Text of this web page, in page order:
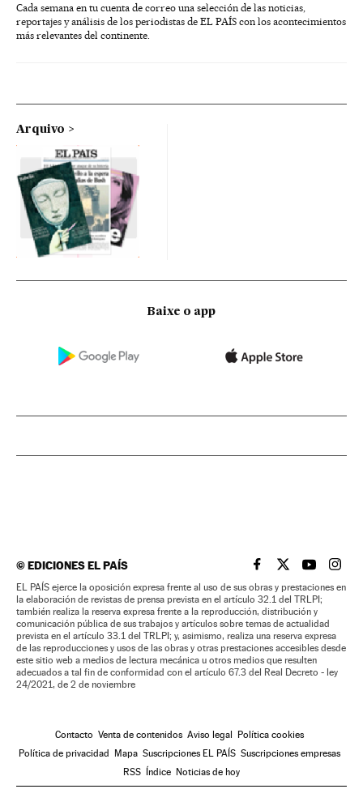
Cada semana en tu cuenta de correo una selección de las noticias,
reportajes y análisis de los periodistas de EL PAÍS con los acontecimientos
más relevantes del continente.
Arquivo
Baixe o app
©EDICIONES EL PAÍS EL PAÍS BRASIL EN
EL PAÍSEL PAÍS
EL
EL PAÍS ejerce la oposición expresa frente al uso de sus obras y prestaciones en
la elaboración de revistas de prensa prevista en el artículo 32.1 del TRLPI;
también realiza la reserva expresa frente a la reproducción, distribución y
comunicación pública de sus trabajos y artículos sobre temas de actualidad
prevista en el artículo 33.1 del TRLPI; y, asimismo, realiza una reserva expresa
de las reproducciones y usos de las obras y otras prestaciones accesibles desde
este sitio web a medios de lectura mecánica u otros medios que resulten
adecuados a tal fin de conformidad con el artículo 67.3 del Real Decreto - ley
24/2021, de 2 de noviembre
Contacto Venta de contenidos Aviso legal
Política cookies
Política de privacidad
Mapa Suscripciones EL PAÍS Suscripciones empresas
RSS
Índice Noticias de hoy